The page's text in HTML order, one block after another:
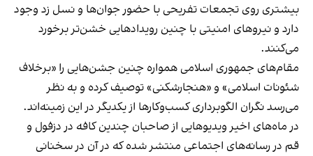
بیشتری روی تجمعات تفریحی با حضور جوان‌ها و نسل زد وجود
دارد و نیروهای امنیتی با چنین رویدادهایی خشن‌تر برخورد
می‌کنند.
مقام‌های جمهوری اسلامی همواره چنین جشن‌هایی را «برخلاف
شئونات اسلامی» و «هنجارشکنی» توصیف کرده و به نظر
می‌رسد نگران الگوبرداری کسب‌وکارها از یکدیگر در این زمینه‌اند.
در ماه‌های اخیر ویدیوهایی از صاحبان چندین کافه در دزفول و
قم در رسانه‌های اجتماعی منتشر شده که در آن در سخنانی